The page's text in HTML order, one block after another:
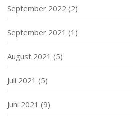
September 2022 (2)
September 2021 (1)
August 2021 (5)
Juli 2021 (5)
Juni 2021 (9)